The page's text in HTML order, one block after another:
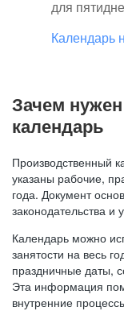
для
Календарь
Зачем
календарь
Производственный
указаны рабочие,
года. Документ
законодательства и
Календарь можно
занятости на весь
праздничные даты,
Эта информация
внутренние